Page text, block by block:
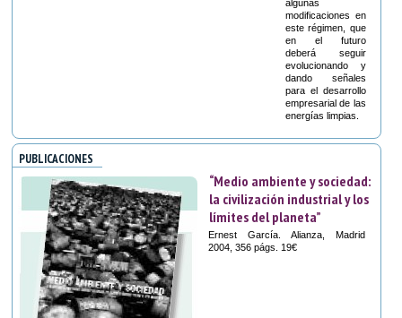
algunas
modificaciones en
este régimen, que
en el futuro
deberá seguir
evolucionando y
dando señales
para el desarrollo
empresarial de las
energías limpias.
PUBLICACIONES
“Medio ambiente y sociedad:
la civilización industrial y los
límites del planeta”
Ernest García. Alianza, Madrid
2004, 356 págs. 19€